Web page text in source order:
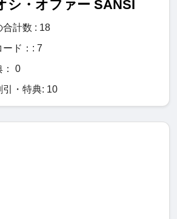
シ・オファー SANSI
計数 : 18
ド：: 7
： 0
・特典: 10